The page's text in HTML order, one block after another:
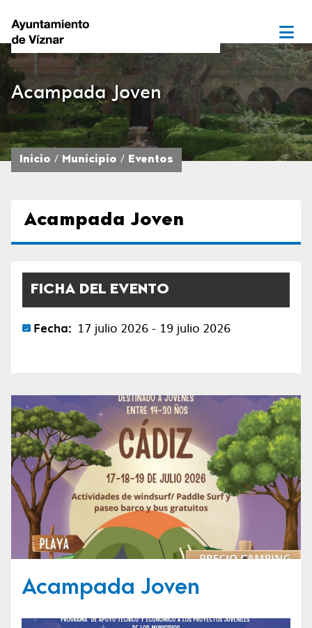
Acampada Joven
Inicio Municipio Eventos
Acampada Joven
FICHA DEL EVENTO
Fecha: 17 julio 2026 - 19 julio 2026
Acampada Joven